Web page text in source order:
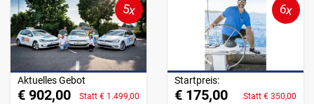
5x
Aktuelles Gebot
€ 902,00 Statt € 1.499,00
6x
Startpreis:
€ 175,00 Statt € 350,00